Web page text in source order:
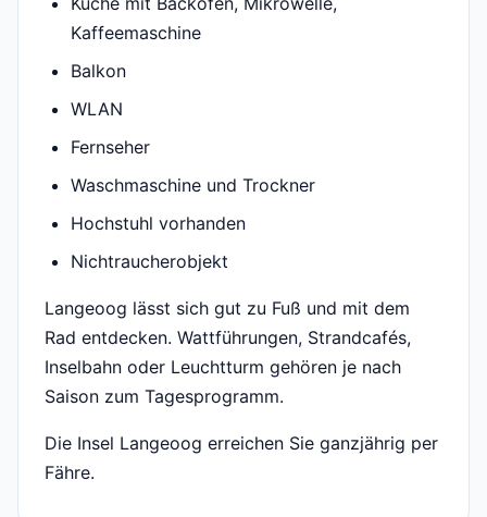
Kaffeemaschine
Balkon
WLAN
Fernseher
Waschmaschine und Trockner
Hochstuhl vorhanden
Nichtraucherobjekt
Langeoog lässt sich gut zu Fuß und mit dem
Rad entdecken. Wattführungen, Strandcafés,
Inselbahn oder Leuchtturm gehören je nach
Saison zum Tagesprogramm.
Die Insel Langeoog erreichen Sie ganzjährig per
Fähre.